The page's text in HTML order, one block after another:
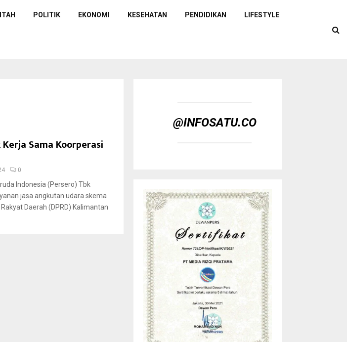
POLITIK EKONOMI KESEHATAN PENDIDIKAN LIFESTYLE
Sama Koorperasi
0
Indonesia (Persero) Tbk
jasa angkutan udara skema
Daerah (DPRD) Kalimantan
@INFOSATU.CO